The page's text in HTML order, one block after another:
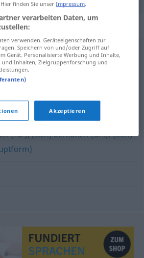
für "kämpfen"
,ringen
(für),(sich) bemühen (um),(sich)
Hier finden Sie unserImpressum.
verarbeiten Daten, um
verwenden. Geräteeigenschaften zur
Speichern von und/oder Zugriff auf
Gerät. Personalisierte Werbung und Inhalte,
und Inhalten, Zielgruppenforschung und
Akzeptieren